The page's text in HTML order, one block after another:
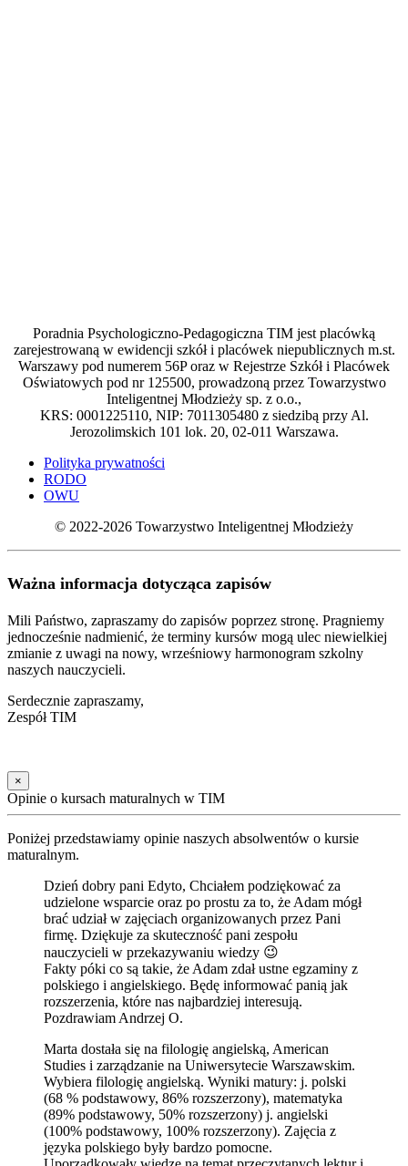
Poradnia Psychologiczno-Pedagogiczna TIM jest placówką
zarejestrowaną w ewidencji szkół i placówek niepublicznych m.st.
Warszawy pod numerem 56P oraz w Rejestrze Szkół i Placówek
Oświatowych pod nr 125500, prowadzoną przez Towarzystwo
Inteligentnej Młodzieży sp. z o.o.,
KRS: 0001225110, NIP: 7011305480 z siedzibą przy Al.
Jerozolimskich 101 lok. 20, 02-011 Warszawa.
Polityka prywatności
RODO
OWU
© 2022-2026 Towarzystwo Inteligentnej Młodzieży
Ważna informacja dotycząca zapisów
Mili Państwo, zapraszamy do zapisów poprzez stronę. Pragniemy
jednocześnie nadmienić, że terminy kursów mogą ulec niewielkiej
zmianie z uwagi na nowy, wrześniowy harmonogram szkolny
naszych nauczycieli.
Serdecznie zapraszamy,
Zespół TIM
×
Opinie o kursach maturalnych w TIM
Poniżej przedstawiamy opinie naszych absolwentów o kursie
maturalnym.
Dzień dobry pani Edyto, Chciałem podziękować za
udzielone wsparcie oraz po prostu za to, że Adam mógł
brać udział w zajęciach organizowanych przez Pani
firmę. Dziękuje za skuteczność pani zespołu
nauczycieli w przekazywaniu wiedzy 😉
Fakty póki co są takie, że Adam zdał ustne egzaminy z
polskiego i angielskiego. Będę informować panią jak
rozszerzenia, które nas najbardziej interesują.
Pozdrawiam Andrzej O.
Marta dostała się na filologię angielską, American
Studies i zarządzanie na Uniwersytecie Warszawskim.
Wybiera filologię angielską. Wyniki matury: j. polski
(68 % podstawowy, 86% rozszerzony), matematyka
(89% podstawowy, 50% rozszerzony) j. angielski
(100% podstawowy, 100% rozszerzony). Zajęcia z
języka polskiego były bardzo pomocne.